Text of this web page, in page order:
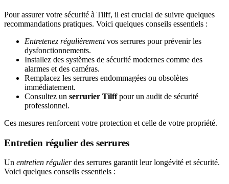
Pour assurer votre sécurité à Tilff, il est crucial de suivre quelques
recommandations pratiques. Voici quelques conseils essentiels :
Entretenez régulièrementvos serrures pour prévenir les
dysfonctionnements.
Installez des systèmes de sécurité modernes comme des
alarmes et des caméras.
Remplacez les serrures endommagées ou obsolètes
immédiatement.
Consultez un serrurier Tilffpour un audit de sécurité
professionnel.
Ces mesures renforcent votre protection et celle de votre propriété.
Entretien régulier des serrures
Un entretien régulierdes serrures garantit leur longévité et sécurité.
Voici quelques conseils essentiels :